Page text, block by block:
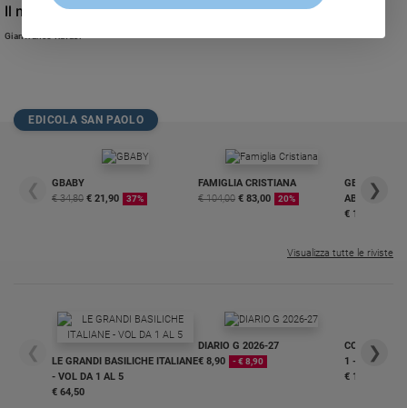
Video
Contatti
Il mio vivere è Cristo
Gianfranco Ravasi
EDICOLA SAN PAOLO
❮
GBABY
€ 34,80 € 21,90 37%
FAMIGLIA CRISTIANA
€ 104,00 € 83,00 20%
GBABY
€ 16,99
❯
Visualizza tutte le riviste
❮
LE GRANDI BASILICHE ITALIANE
- VOL DA 1 AL 5
€ 64,50
DIARIO G 2026-27
€ 8,90
- € 8,90
COLLANA
1 - 2
€ 18,50
❯